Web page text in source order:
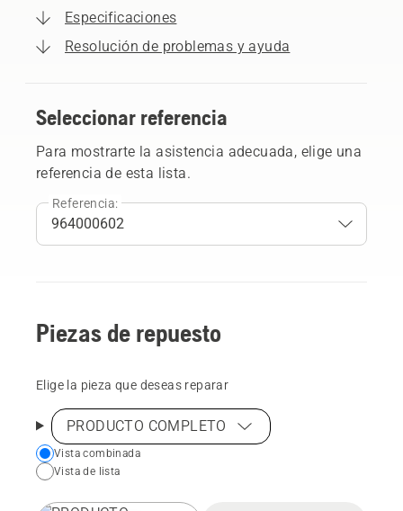
Especificaciones
Resolución de problemas y ayuda
Seleccionar referencia
Para mostrarte la asistencia adecuada, elige una
referencia de esta lista.
Referencia:
Piezas de repuesto
Elige la pieza que deseas reparar
PRODUCTO COMPLETO
Choose
your
Vista combinada
Vista de lista